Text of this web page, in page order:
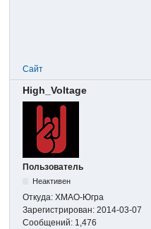
Сайт
High_Voltage
Пользователь
Неактивен
Откуда:ХМАО-Югра
Зарегистрирован:2014-03-07
Сообщений: 1,476